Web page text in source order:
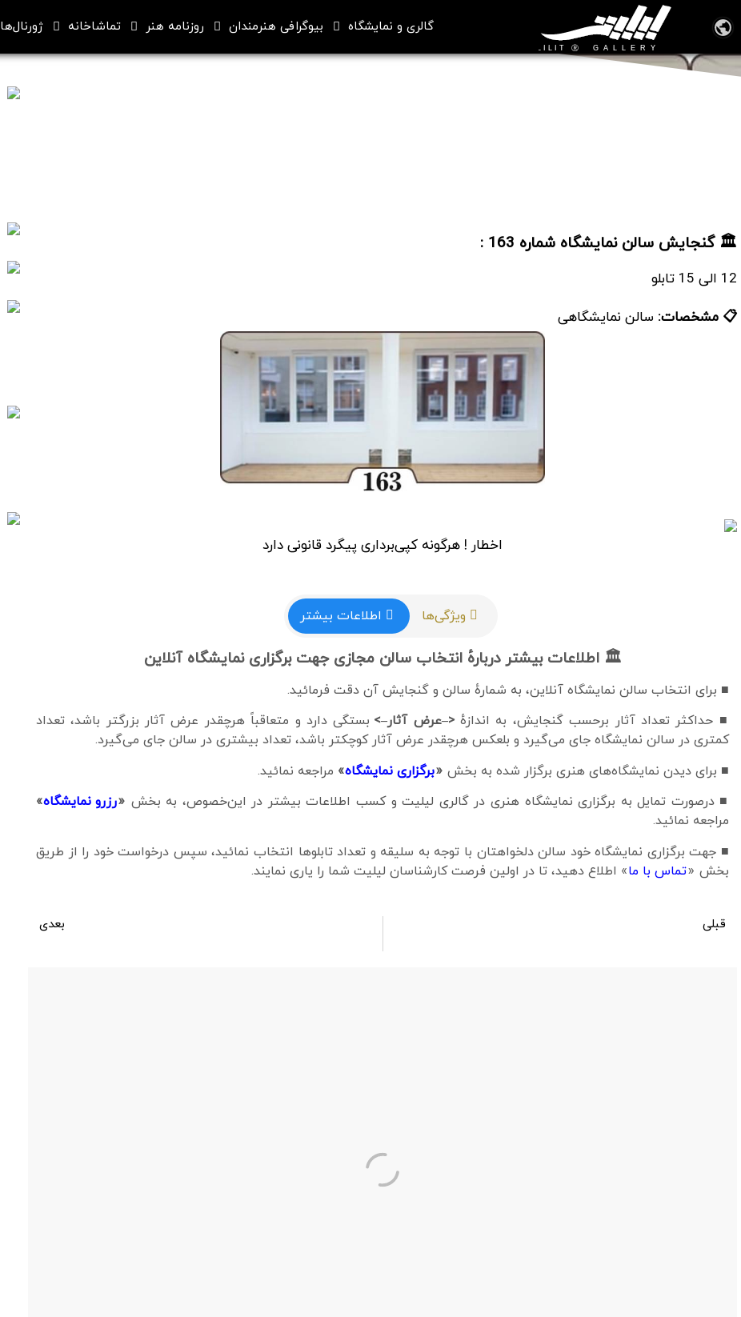
گالری و نمایشگاه بیوگرافی هنرمندان روزنامه هنر تماشاخانه ژورنال‌ها
سالن نمایشگاه شماره 163
🏛️ گنجایش سالن نمایشگاه شماره 163 :
12 الی 15 تابلو
📋 مشخصات: سالن نمایشگاهی
اخطار ! هرگونه کپی‌برداری پیگرد قانونی دارد
ویژگی‌ها اطلاعات بیشتر
🏛 اطلاعات بیشتر دربارهٔ انتخاب سالن مجازی جهت برگزاری نمایشگاه آنلاین
■ برای انتخاب سالن نمایشگاه آنلاین، به شمارهٔ سالن و گنجایش آن دقت فرمائید.
■ حداکثر تعداد آثار برحسب گنجایش، به اندازهٔ<–عرض آثار–> بستگی دارد و متعاقباً هرچقدر عرض آثار بزرگتر باشد، تعداد
کمتری در سالن نمایشگاه جای می‌گیرد و بلعکس هرچقدر عرض آثار کوچکتر باشد، تعداد بیشتری در سالن جای می‌گیرد.
■ برای دیدن نمایشگاه‌های هنری برگزار شده به بخش «برگزاری نمایشگاه» مراجعه نمائید.
■ درصورت تمایل به برگزاری نمایشگاه هنری در گالری لیلیت و کسب اطلاعات بیشتر در این‌خصوص، به بخش «رزرو نمایشگاه»
مراجعه نمائيد.
■ جهت برگزاری نمایشگاه خود سالن دلخواهتان با توجه به سلیقه و تعداد تابلوها انتخاب نمائید، سپس درخواست خود را از طریق
بخش «تماس با ما» اطلاع دهید، تا در اولین فرصت کارشناسان لیلیت شما را یاری نمایند.
قبلی
بعدی